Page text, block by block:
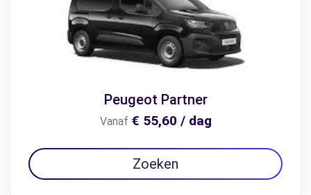
Peugeot Partner
Vanaf € 55,60 / dag
Zoeken